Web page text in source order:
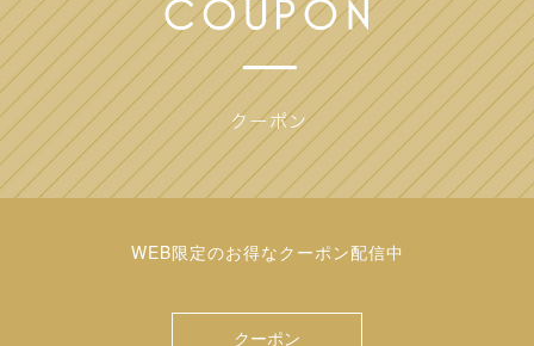
WEB限定のお得なクーポン配信中
クーポン